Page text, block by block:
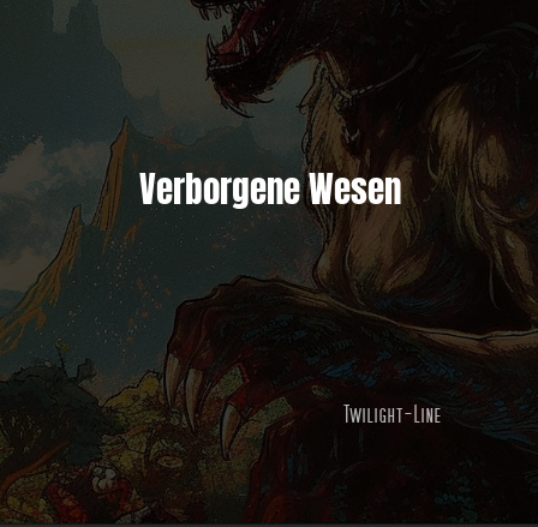
Verborgene Wesen
Twilight-Line